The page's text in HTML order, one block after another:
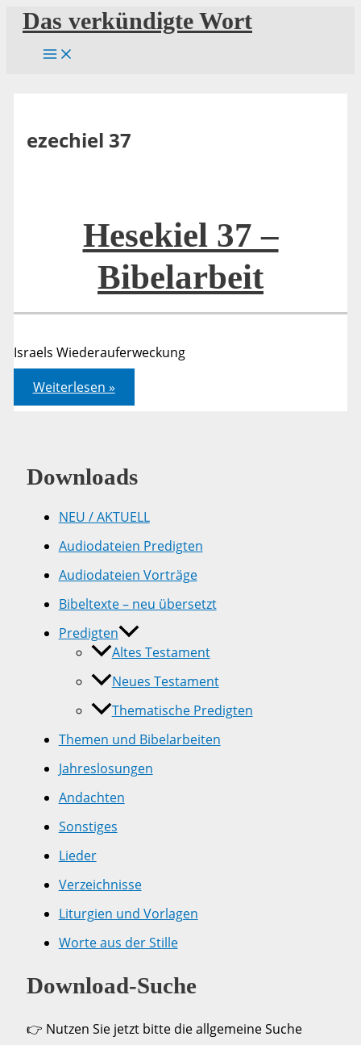
Zum
Inhalt
springen
Das verkündigte Wort
ezechiel 37
Hesekiel 37 –
Bibelarbeit
Israels Wiederauferweckung
Hesekiel
37
–
Weiterlesen »
Downloads
NEU / AKTUELL
Audiodateien Predigten
Audiodateien Vorträge
Bibeltexte – neu übersetzt
Predigten
Altes Testament
Neues Testament
Thematische Predigten
Themen und Bibelarbeiten
Jahreslosungen
Andachten
Sonstiges
Lieder
Verzeichnisse
Liturgien und Vorlagen
Worte aus der Stille
Download-Suche
👉 Nutzen Sie jetzt bitte die allgemeine Suche